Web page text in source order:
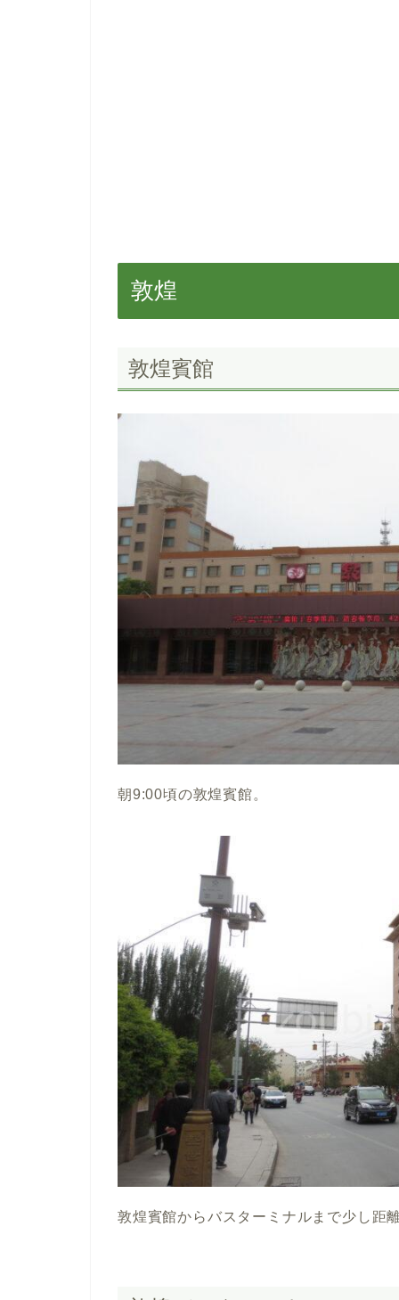
敦煌
敦煌賓館
朝9:00頃の敦煌賓館。
敦煌賓館からバスターミナルまで少し距